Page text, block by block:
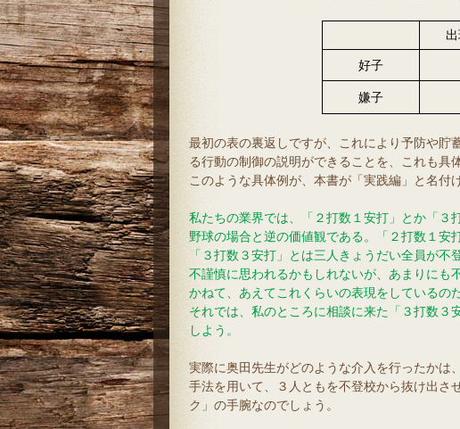
好子
嫌子
最初の表の裏返しですが、これにより予防や貯
る行動の制御の説明ができることを、これも具
このような具体例が、本書が「実践編」と名付
私たちの業界では、「２打数１安打」とか「３
野球の場合と逆の価値観である。「２打数１安
「３打数３安打」とは三人きょうだい全員が不
不謹慎に思われるかもしれないが、あまりにも
かねて、あえてこれくらいの表現をしているのだ
それでは、私のところに相談に来た「３打数
しよう。
実際に奥田先生がどのような介入を行ったかは
手法を用いて、３人ともを不登校から抜け出さ
ク」の手腕なのでしょう。